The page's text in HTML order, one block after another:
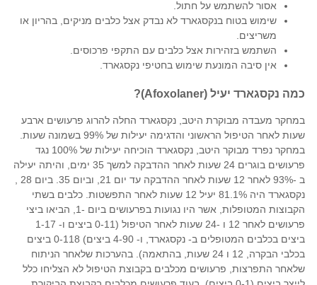
אסור להשתמש על חתול.
שימוש בטוח בנקסגארד לא נבדק אצל כלבים מניקים, בהריון או
משריצים.
השתמש בזהירות אצל כלבים עם התקפי פרכוסים.
אין סיבה המונעת שימוש בחטיפי נקסגארד.
כמה נקסגארד יעיל (Afoxolaner)?
במחקר מעבדה מבוקרת היטב, נקסגארד החלה להרוג פרעושים ארבע
שעות לאחר הטיפול הראשוני והדגימה יעילות של 99% בשמונה שעות.
במחקר נפרד מבוקר היטב, נקסגארד הוכיחה יעילות של 100% נגד
פרעושים בוגרים 24 שעות לאחר ההדבקה למשך 35 ימים, והיתה יעילה
נקסגארד היה 81.1% יעיל 12 שעות לאחר התפשטות. כלבים בשתי
הקבוצות המטופלות, אשר היו נגועות בפרעושים ביום -1, הביאו ביצי
פרעושים לאחר 12 ו -24 שעות לאחר הטיפול (0-11 ביצים ו- 1-17
ביצים בכלבים המטופלים ב- נקסגארד, ו- 4-90 ביצים) 0-118 ביצים
בכלבי הבקרה, 12 ו 24 שעות, בהתאמה). בהערכות שלאחר הניתוח
שלאחר התפרצות, פרעושים מכלבים בקבוצת הטיפול לא הצליחו כלל